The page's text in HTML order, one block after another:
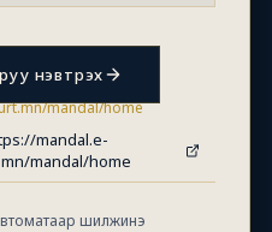
нэвтрэх
mandal/home
mandal.e-
mandal/home
шилжинэ